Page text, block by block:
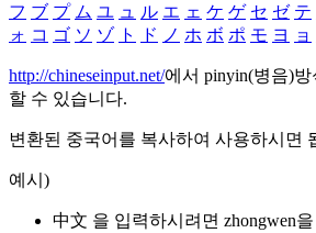
フ ブ プ ム ユ ュ ル エ ェ ケ ゲ セ ゼ テ
ォ コ ゴ ソ ゾ ト ド ノ ホ ボ ポ モ ヨ ョ
http://chineseinput.net/에서 pinyin(병음)
할 수 있습니다.
변환된 중국어를 복사하여 사용하시면
예시)
中文 을 입력하시려면 zhongwen